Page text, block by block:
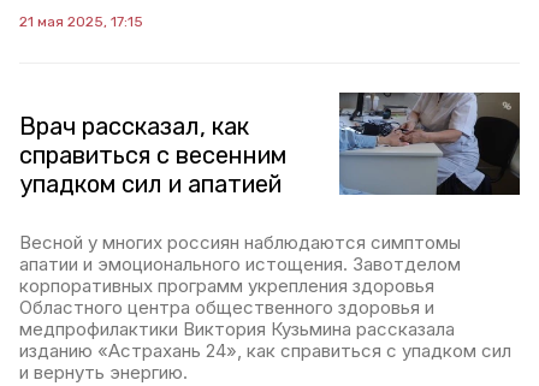
21 мая 2025, 17:15
Врач рассказал, как
справиться с весенним
упадком сил и апатией
Весной у многих россиян наблюдаются симптомы
апатии и эмоционального истощения. Завотделом
корпоративных программ укрепления здоровья
Областного центра общественного здоровья и
медпрофилактики Виктория Кузьмина рассказала
изданию «Астрахань 24», как справиться с упадком сил
и вернуть энергию.